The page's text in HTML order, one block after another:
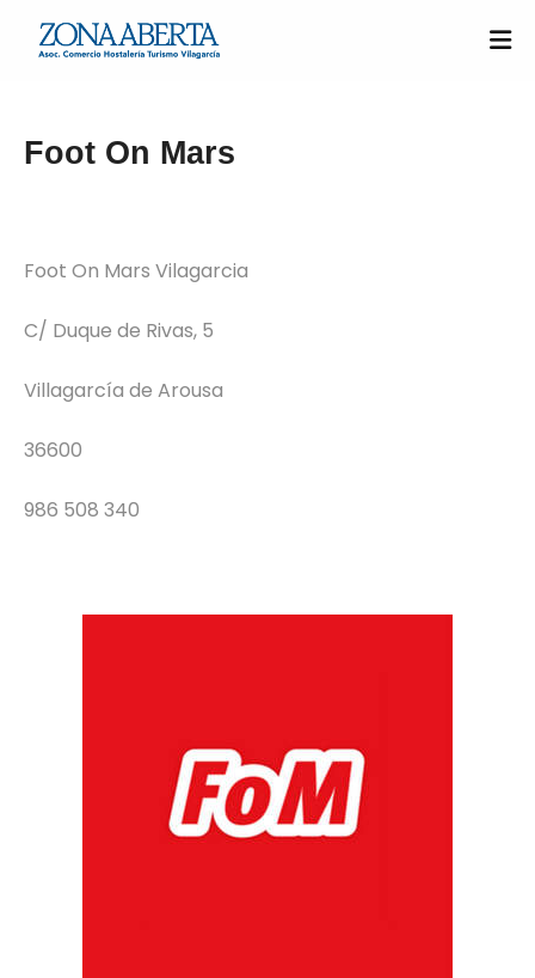
Foot On Mars
Foot On Mars Vilagarcia
C/ Duque de Rivas, 5
Villagarcía de Arousa
36600
986 508 340